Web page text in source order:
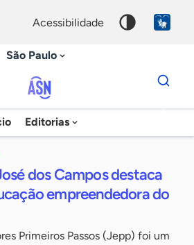
acessibilidade
São Paulo
Agência
Sebrae
Notícias
Editorias
Dados
para
chave
dos Campos destaca
empreendedora do
Primeiros Passos (Jepp) foi um